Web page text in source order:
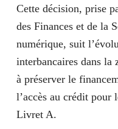
Cette décision, prise
des Finances et de la
numérique, suit
interbancaires dans la
à préserver le
l’accès au crédit pour
Livret A.